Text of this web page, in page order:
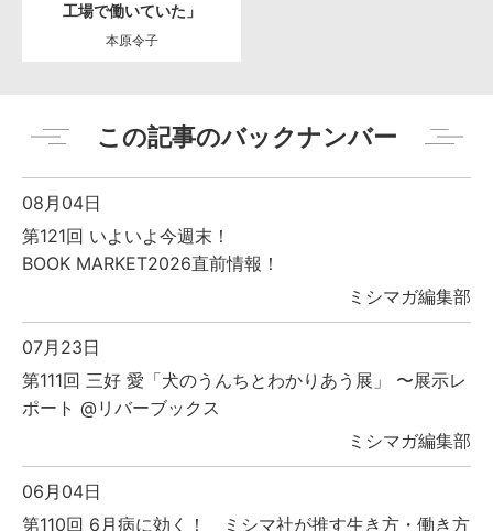
工場で働いていた」
本原令子
この記事のバックナンバー
08月04日
第121回 いよいよ今週末！
BOOK MARKET2026直前情報！
ミシマガ編集部
07月23日
第111回 三好 愛「犬のうんちとわかりあう展」 〜展示レ
ポート @リバーブックス
ミシマガ編集部
06月04日
第110回 6月病に効く！ ミシマ社が推す生き方・働き方